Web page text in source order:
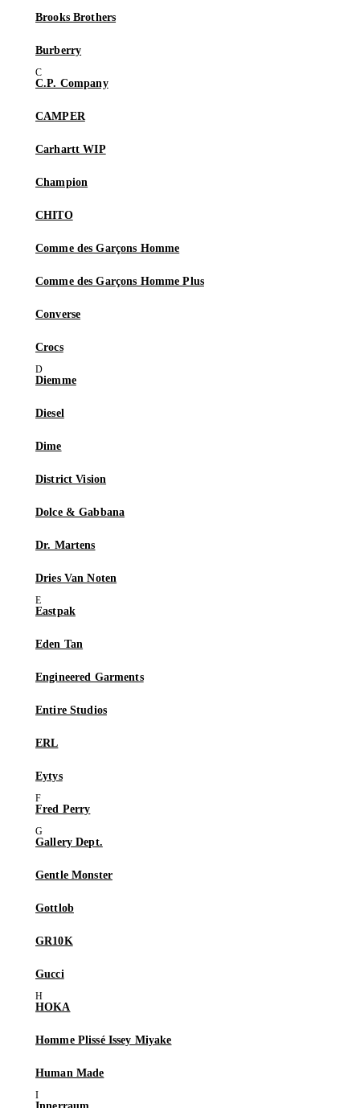
Brooks Brothers
Burberry
C.P. Company
CAMPER
Carhartt WIP
Champion
CHITO
Comme des Garçons Homme
Comme des Garçons Homme Plus
Converse
Crocs
Diemme
Diesel
Dime
District Vision
Dolce & Gabbana
Dr. Martens
Dries Van Noten
Eastpak
Eden Tan
Engineered Garments
Entire Studios
ERL
Eytys
Fred Perry
Gallery Dept.
Gentle Monster
Gottlob
GR10K
Gucci
HOKA
Homme Plissé Issey Miyake
Human Made